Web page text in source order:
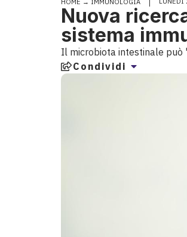
Nuova
sistema
Il microbiota intestinale
Condividi